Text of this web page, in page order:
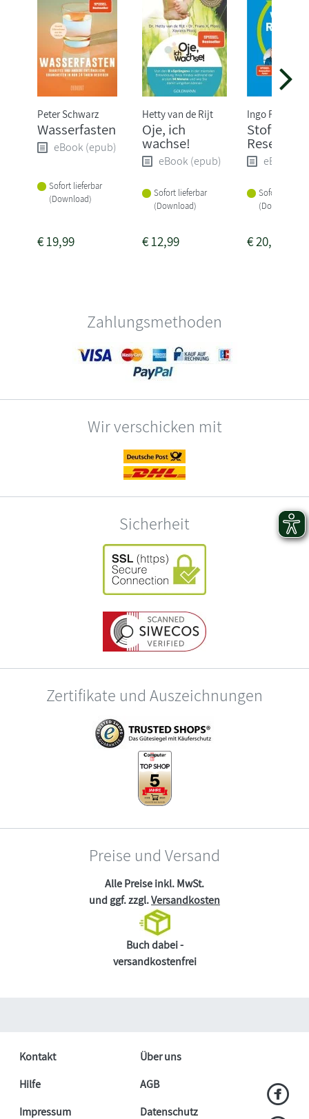
Peter Schwarz
Wasserfasten
eBook (epub)
Sofort lieferbar
(Download)
€19,99
Hetty van de Rijt
Oje, ich
wachse!
eBook (epub)
Sofort lieferbar
(Download)
€12,99
Ingo Froböse
Reset
eBook
Sofort
(Download)
€20,99
Zahlungsmethoden
Wir verschicken mit
Sicherheit
Zertifikate und Auszeichnungen
Preise und Versand
Alle Preise inkl. MwSt.
und ggf. zzgl.Versandkosten
Buch dabei -
versandkostenfrei
Kontakt
Über uns
Hilfe
AGB
Impressum
Datenschutz